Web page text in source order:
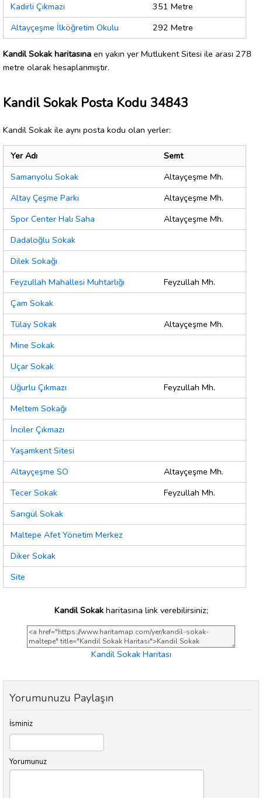
Kadirli Çıkmazı
351 Metre
Altayçeşme İlköğretim Okulu
292 Metre
Kandil Sokak haritasına en yakın yer Mutlukent Sitesi ile arası 278
metre olarak hesaplanmıştır.
Kandil Sokak Posta Kodu 34843
Kandil Sokak ile aynı posta kodu olan yerler:
Yer Adı
Semt
Samanyolu Sokak
Altayçeşme Mh.
Altay Çeşme Parkı
Altayçeşme Mh.
Spor Center Halı Saha
Altayçeşme Mh.
Dadaloğlu Sokak
Dilek Sokağı
Feyzullah Mahallesi Muhtarlığı
Feyzullah Mh.
Çam Sokak
Tülay Sokak
Altayçeşme Mh.
Mine Sokak
Uçar Sokak
Uğurlu Çıkmazı
Feyzullah Mh.
Meltem Sokağı
İnciler Çıkmazı
Yaşamkent Sitesi
Altayçeşme SO
Altayçeşme Mh.
Tecer Sokak
Feyzullah Mh.
Sarıgül Sokak
Maltepe Afet Yönetim Merkez
Diker Sokak
Site
Kandil Sokakharitasına link verebilirsiniz;
Kandil Sokak Haritası
Yorumunuzu Paylaşın
İsminiz
Yorumunuz